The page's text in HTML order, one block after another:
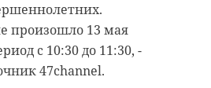
произошло 13 мая
с 10:30 до 11:30, -
47channel.